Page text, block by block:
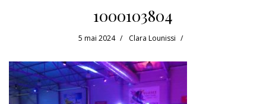
1000103804
5 mai 2024 Clara Lounissi